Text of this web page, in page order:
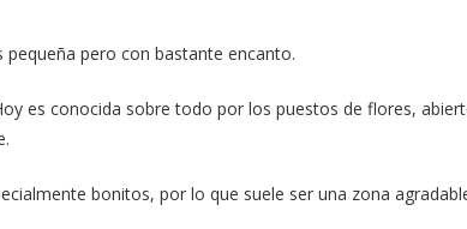
pequeña pero con bastante encanto.
es conocida sobre todo por los puestos de flores,
bonitos, por lo que suele ser una zona